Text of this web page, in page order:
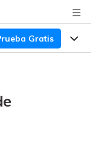
Gratis